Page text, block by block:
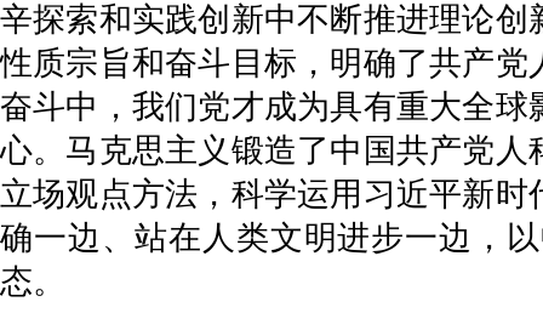
辛探索和实践创新中不断推进理论
性质宗旨和奋斗目标，明确了共产
奋斗中，我们党才成为具有重大全
心。马克思主义锻造了中国共产党
立场观点方法，科学运用习近平新
确一边、站在人类文明进步一边，
态。